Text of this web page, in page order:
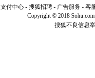
你是我专
[元旦]
起；二是
离。水晶
支付中心- 搜狐招聘- 广告服务- 客
Copyright © 2018
搜狐不良信息